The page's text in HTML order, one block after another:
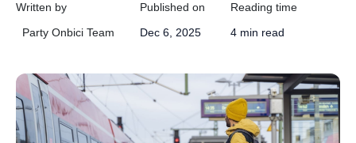
Written by
Party Onbici Team
Published on
Dec 6, 2025
Reading time
4 min read